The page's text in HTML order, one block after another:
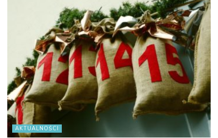
AKTUALNOŚCI